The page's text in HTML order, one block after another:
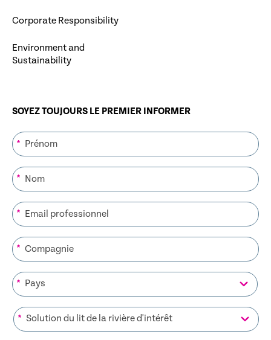
Corporate Responsibility
Environment and
Sustainability
SOYEZ TOUJOURS LE PREMIER INFORMER
*
*
*
*
*
*